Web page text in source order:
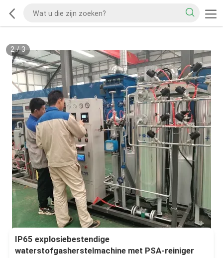
2/3
IP65 explosiebestendige
waterstofgasherstelmachine met PSA-reiniger